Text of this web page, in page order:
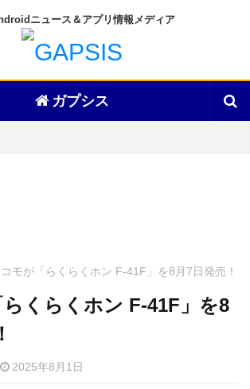
ニュース＆アプリ情報メディア
ガプシス
コモが「らくらくホン F-41F」を8月7日発売！
らくらくホン F-41F」を8
2025年8月1日